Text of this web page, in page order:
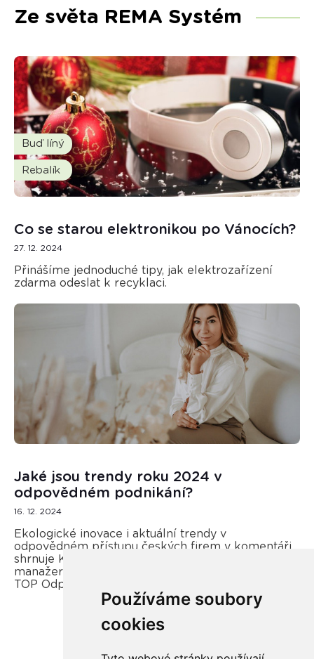
Používáme soubory
cookies
Ze světa REMA Systém
Buď líný
Rebalík
Co se starou elektronikou po Vánocích?
27. 12. 2024
Přinášíme jednoduché tipy, jak elektrozařízení
zdarma odeslat k recyklaci.
Jaké jsou trendy roku 2024 v
odpovědném podnikání?
16. 12. 2024
Ekologické inovace i aktuální trendy v
odpovědném přístupu českých firem v komentáři
shrnuje Kateřina Opletal Průchová, regionální
manažerka REMA Systém a porotkyně soutěže
TOP Odpovědná firma.